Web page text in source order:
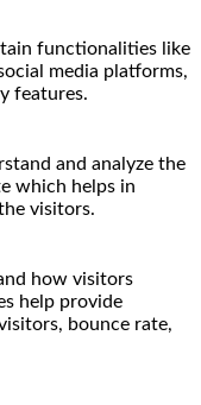
functionalities like
media platforms,
features.
and analyze the
which helps in
visitors.
how visitors
help provide
bounce rate,